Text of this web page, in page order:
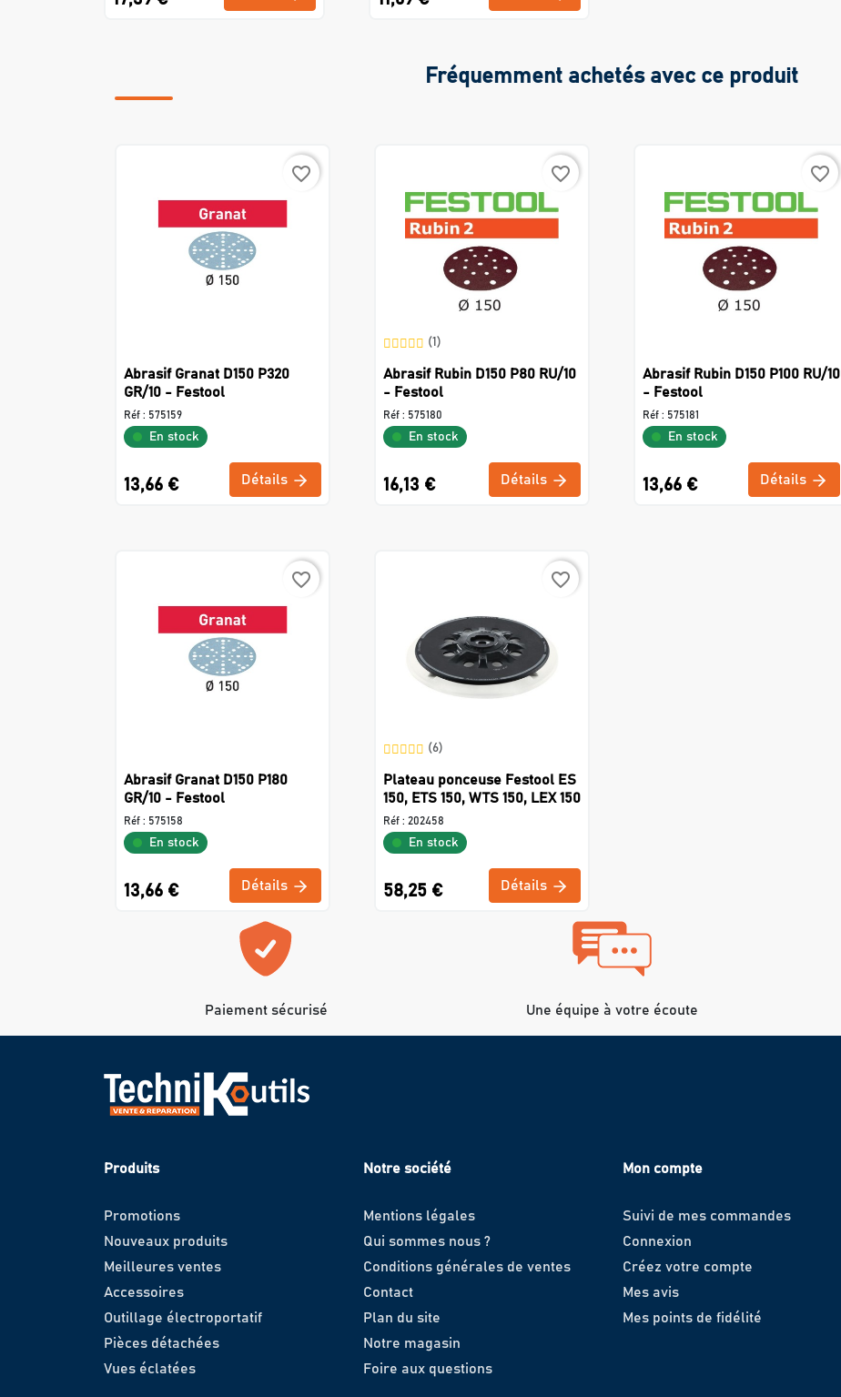
Fréquemment achetés avec ce produit
favorite_border
Abrasif Granat D150 P320
GR/10 - Festool
Réf : 575159
En stock
13,66 € Détails
favorite_border
(1)
Abrasif Rubin D150 P80 RU/10
- Festool
Réf : 575180
En stock
16,13 € Détails
favorite_border
Abrasif Rubin D150 P100 RU/10
- Festool
Réf : 575181
En stock
13,66 € Détails
favorite_border
Abrasif Granat D150 P180
GR/10 - Festool
Réf : 575158
En stock
13,66 € Détails
favorite_border
(6)
Plateau ponceuse Festool ES
150, ETS 150, WTS 150, LEX 150
Réf : 202458
En stock
58,25 € Détails
Paiement sécurisé Une équipe à votre écoute
Produits
Promotions
Nouveaux produits
Meilleures ventes
Accessoires
Outillage électroportatif
Pièces détachées
Vues éclatées
Notre société
Mentions légales
Qui sommes nous ?
Conditions générales de ventes
Contact
Plan du site
Notre magasin
Foire aux questions
Mon compte
Suivi de mes commandes
Connexion
Créez votre compte
Mes avis
Mes points de fidélité